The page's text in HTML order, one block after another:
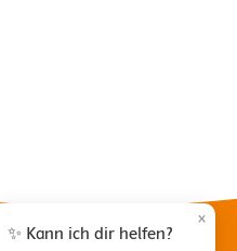
Schulbuch GmbH & Co. KG,
✨ Kann ich dir helfen?
×